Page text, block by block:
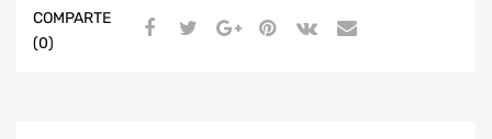
COMPARTE
(0)